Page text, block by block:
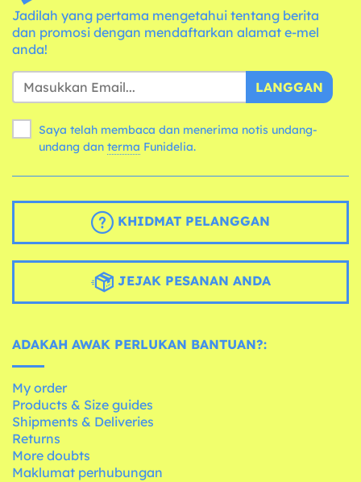
Jadilah yang pertama mengetahui tentang berita
dan promosi dengan mendaftarkan alamat e-mel
anda!
LANGGAN
Saya telah membaca dan menerima notis undang-
undang dan terma Funidelia.
KHIDMAT PELANGGAN
JEJAK PESANAN ANDA
ADAKAH AWAK PERLUKAN BANTUAN?:
My order
Products & Size guides
Shipments & Deliveries
Returns
More doubts
Maklumat perhubungan